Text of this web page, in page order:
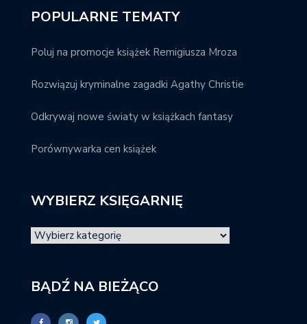
POPULARNE TEMATY
Poluj na promocje książek Remigiusza Mroza
Rozwiązuj kryminalne zagadki Agathy Christie
Odkrywaj nowe światy w książkach fantasy
Porównywarka cen książek
WYBIERZ KSIĘGARNIĘ
BĄDŹ NA BIEŻĄCO